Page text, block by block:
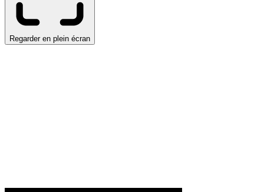
Regarder en plein écran